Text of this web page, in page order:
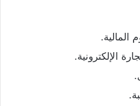
المالية.
الإلكترونية.